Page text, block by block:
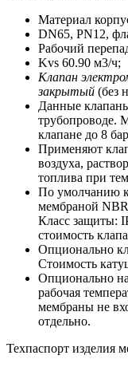
Материал
DN65, PN12,
Рабочий
Kvs 60.90 м3/ч;
Клапан
закрытый (без
Данные
трубопроводе.
клапане до 8
Применяют
воздуха,
топлива при
По умолчанию
мембраной
Класс защиты:
стоимость
Опционально
Стоимость
Опционально
рабочая
мембраны не
отдельно.
Техпаспорт изделия